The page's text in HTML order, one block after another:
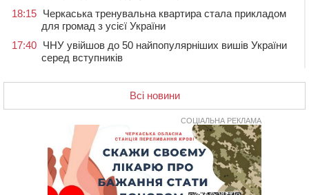
18:15 Черкаська тренувальна квартира стала прикладом
для громад з усієї України
17:40 ЧНУ увійшов до 50 найпопулярніших вишів України
серед вступників
контейнерний майданчик
16:32
Без розтину грудної клітки: у Черкасах 75-річній
пацієнтці замінили аортальний клапан
У Черкаському онкоцентрі встановили сонячну
електростанцію за понад пів мільйона гривень
У Київській області прощаються з полеглим на
фронті жителем Монастирищини
Всі новини
СОЦІАЛЬНА РЕКЛАМА